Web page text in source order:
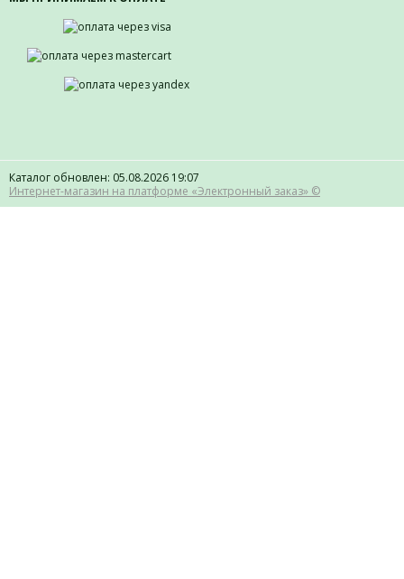
Каталог обновлен: 05.08.2026 19:07
Интернет-магазин на платформе «Электронный заказ» ©